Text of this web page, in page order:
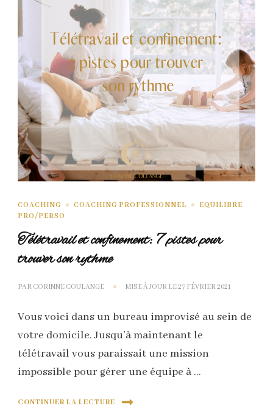
COACHING COACHING PROFESSIONNEL
EQUILIBRE
PRO/PERSO
Télétravail et confinement: 7 pistes pour
trouver son rythme
PAR CORINNE COULANGE MISE À JOUR LE27 FÉVRIER 2021
Vous voici dans un bureau improvisé au sein de
votre domicile. Jusqu’à maintenant le
télétravail vous paraissait une mission
impossible pour gérer une équipe à …
CONTINUER LA LECTURE